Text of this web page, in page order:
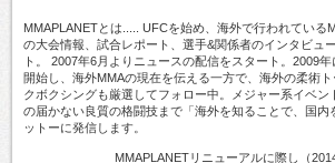
MMAPLANETとは..... UFCを始め、海外で行われている
の大会情報、試合レポート、選手&関係者のインタビュ
ト。 2007年6月よりニュースの配信をスタート。2009
開始し、海外MMAの現在を伝える一方で、海外の柔術
クボクシングも厳選してフォロー中。メジャー系イベン
の届かない良質の格闘技まで「海外を知ることで、国内
ットーに発信します。
MMAPLANETリニューアルに際し（